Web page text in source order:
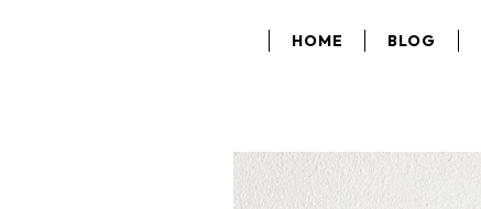
HOME BLOG